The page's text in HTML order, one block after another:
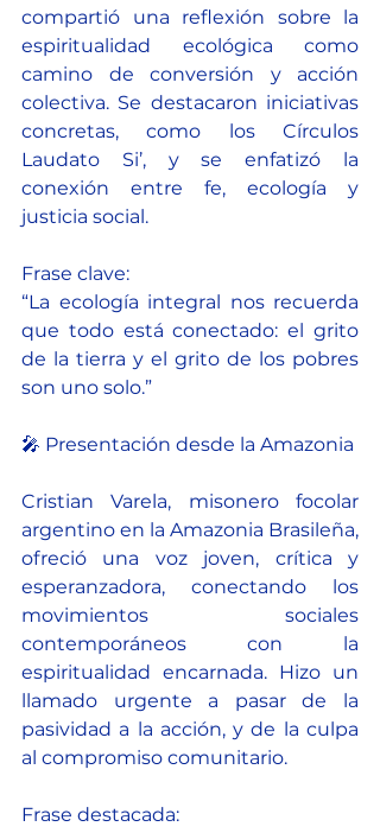
compartió una reflexión sobre la
espiritualidad ecológica como
camino de conversión y acción
colectiva. Se destacaron iniciativas
concretas, como los Círculos
Laudato Si’, y se enfatizó la
conexión entre fe, ecología y
justicia social.
Frase clave:
“La ecología integral nos recuerda
que todo está conectado: el grito
de la tierra y el grito de los pobres
son uno solo.”
🎤 Presentación desde la Amazonia
Cristian Varela, misonero focolar
argentino en la Amazonia Brasileña,
ofreció una voz joven, crítica y
esperanzadora, conectando los
movimientos sociales
contemporáneos con la
espiritualidad encarnada. Hizo un
llamado urgente a pasar de la
pasividad a la acción, y de la culpa
al compromiso comunitario.
Frase destacada: